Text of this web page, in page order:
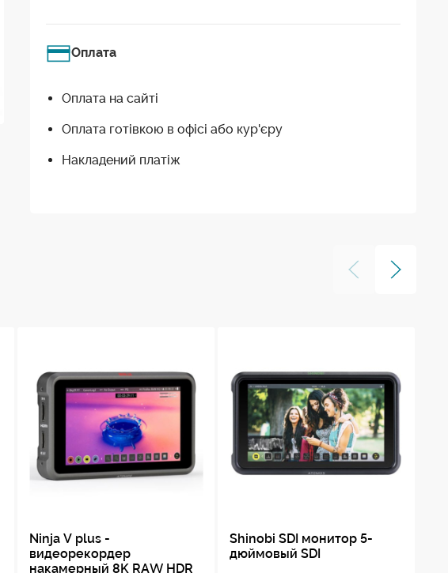
Оплата
Оплата на сайті
Оплата готівкою в офісі або кур'єру
Накладений платіж
Ninja V plus -
видеорекордер
накамерный 8K RAW HDR
Shinobi SDI монитор 5-
дюймовый SDI